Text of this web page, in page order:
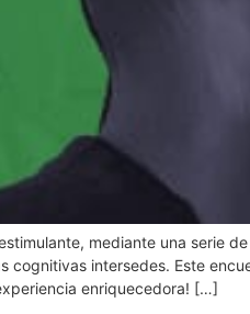
mediante una serie
cognitivas intersedes. Este
enriquecedora! […]